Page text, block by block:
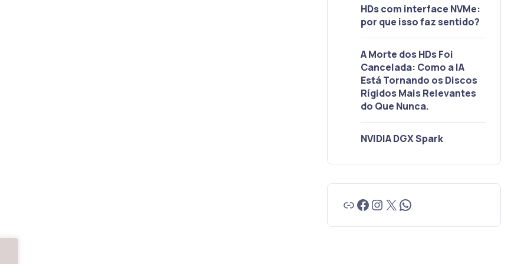
HDs com interface NVMe:
por que isso faz sentido?
A Morte dos HDs Foi
Cancelada: Como a IA
Está Tornando os Discos
Rígidos Mais Relevantes
do Que Nunca.
NVIDIA DGX Spark
LinkFacebook
Instagram
X WhatsApp